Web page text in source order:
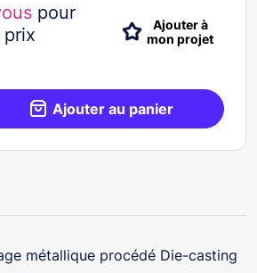
pour
Ajouter à
mon projet
Ajouter au panier
métallique procédé Die-casting